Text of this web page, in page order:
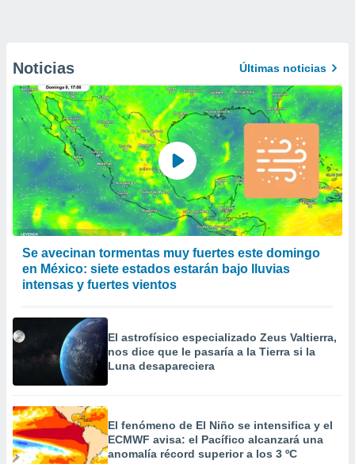
Noticias Últimas noticias
Se avecinan tormentas muy fuertes este domingo
en México: siete estados estarán bajo lluvias
intensas y fuertes vientos
El astrofísico especializado Zeus Valtierra,
nos dice que le pasaría a la Tierra si la
Luna desapareciera
El fenómeno de El Niño se intensifica y el
ECMWF avisa: el Pacífico alcanzará una
anomalía récord superior a los 3 ºC